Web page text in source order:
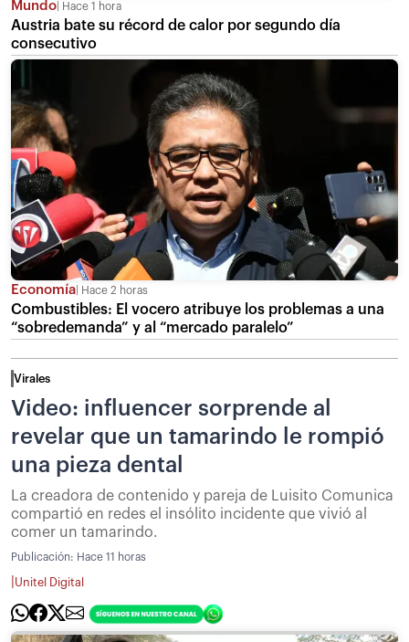
Mundo Hace 1 hora
Austria bate su récord de calor por segundo día
consecutivo
Economía Hace 2 horas
Combustibles: El vocero atribuye los problemas a una
“sobredemanda” y al “mercado paralelo”
Virales
Video: influencer sorprende al
revelar que un tamarindo le rompió
una pieza dental
La creadora de contenido y pareja de Luisito Comunica
compartió en redes el insólito incidente que vivió al
comer un tamarindo.
Publicación: Hace 11 horas
Unitel Digital